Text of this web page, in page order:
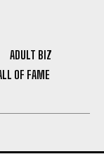
ADULT BIZ
OF FAME